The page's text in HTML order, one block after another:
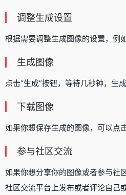
调整生成设置
根据需要调整生成图像的设置，例
生成图像
点击“生成”按钮，等待几秒钟，生
下载图像
如果你想保存生成的图像，可以点
参与社区交流
如果你想分享你的图像或者参与社
社区交流平台上发布或者评论自己